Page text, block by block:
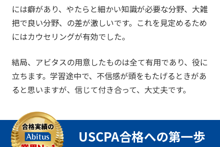
には癖があり、やたらと細かい知識が必要な分野、大雑
把で良い分野、の差が激しいです。これを見定めるため
にはカウセリングが有効でした。
結局、アビタスの用意したものは全て有用であり、役に
立ちます。学習途中で、不信感が頭をもたげるときがあ
ると思いますが、信じて付き合って、大丈夫です。
USCPA合格への第一歩